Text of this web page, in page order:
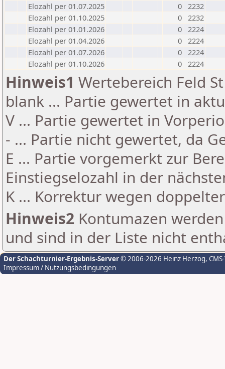
Elozahl per 01.07.2025
0 2232
Elozahl per 01.10.2025
0 2232
Elozahl per 01.01.2026
0 2224
Elozahl per 01.04.2026
0 2224
Elozahl per 01.07.2026
0 2224
Elozahl per 01.10.2026
0 2224
Hinweis1 Wertebereich Feld
blank ... Partie gewertet in
V ... Partie gewertet in
- ... Partie nicht gewertet, da
E ... Partie vorgemerkt zur
Einstiegselozahl in der
K ... Korrektur wegen
Hinweis2 Kontumazen
und sind in der Liste nicht
Der Schachturnier-Ergebnis-Server© 2006-2026 Heinz Herzog,
Impressum / Nutzungsbedingungen